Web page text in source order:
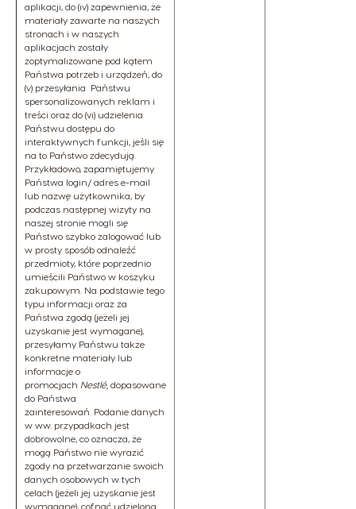
aplikacji, do (iv) zapewnienia, że
materiały zawarte na naszych
stronach i w naszych
aplikacjach zostały
zoptymalizowane pod kątem
Państwa potrzeb i urządzeń, do
(v) przesyłania Państwu
spersonalizowanych reklam i
treści oraz do (vi) udzielenia
Państwu dostępu do
interaktywnych funkcji, jeśli się
na to Państwo zdecydują.
Przykładowo, zapamiętujemy
Państwa login/ adres e-mail
lub nazwę użytkownika, by
podczas następnej wizyty na
naszej stronie mogli się
Państwo szybko zalogować lub
w prosty sposób odnaleźć
przedmioty, które poprzednio
umieścili Państwo w koszyku
zakupowym. Na podstawie tego
typu informacji oraz za
Państwa zgodą (jeżeli jej
uzyskanie jest wymagane),
przesyłamy Państwu także
konkretne materiały lub
informacje o
promocjach Nestlé, dopasowane
do Państwa
zainteresowań. Podanie danych
w ww. przypadkach jest
dobrowolne, co oznacza, że
mogą Państwo nie wyrazić
zgody na przetwarzanie swoich
danych osobowych w tych
celach (jeżeli jej uzyskanie jest
wymagane), cofnąć udzieloną